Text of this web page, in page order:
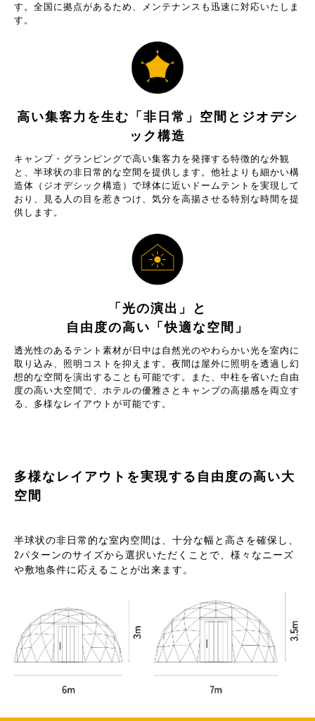
製
す。全国に拠点があるため、メンテナンスも迅速に対応いたしま
す。
高い集客力を生む「非日常」空間とジオデシ
ック構造
キャンプ・グランピングで高い集客力を発揮する特徴的な外観
と、半球状の非日常的な空間を提供します。他社よりも細かい構
造体（ジオデシック構造）で球体に近いドームテントを実現して
おり、見る人の目を惹きつけ、気分を高揚させる特別な時間を提
供します。
「光の演出」と
自由度の高い「快適な空間」
透光性のあるテント素材が日中は自然光のやわらかい光を室内に
取り込み、照明コストを抑えます。夜間は屋外に照明を透過し幻
想的な空間を演出することも可能です。また、中柱を省いた自由
度の高い大空間で、ホテルの優雅さとキャンプの高揚感を両立す
る、多様なレイアウトが可能です。
多様なレイアウトを実現する自由度の高い大
空間
半球状の非日常的な室内空間は、十分な幅と高さを確保し、
2パターンのサイズから選択いただくことで、様々なニーズ
や敷地条件に応えることが出来ます。